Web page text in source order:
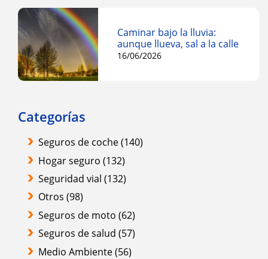
Caminar bajo la lluvia:
aunque llueva, sal a la calle
16/06/2026
Categorías
Seguros de coche(140)
Hogar seguro (132)
Seguridad vial (132)
Otros (98)
Seguros de moto (62)
Seguros de salud (57)
Medio Ambiente(56)